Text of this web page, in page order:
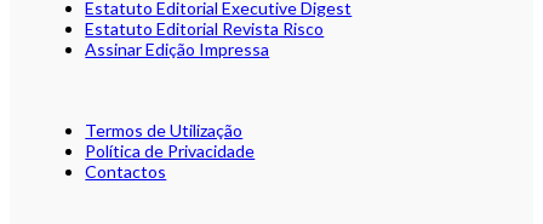
Estatuto Editorial Executive Digest
Estatuto Editorial Revista Risco
Assinar Edição Impressa
Termos de Utilização
Política de Privacidade
Contactos